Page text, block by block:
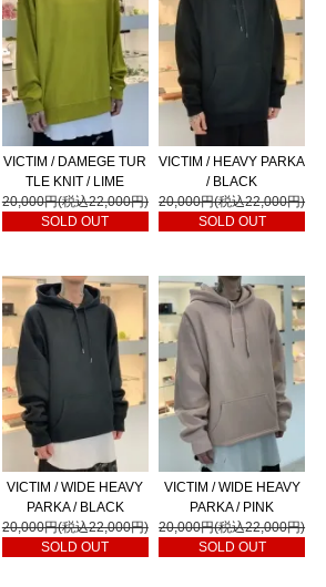
VICTIM / DAMEGE TUR
TLE KNIT / LIME
20,000円(税込22,000円)
SOLD OUT
VICTIM / HEAVY PARKA
/ BLACK
20,000円(税込22,000円)
SOLD OUT
VICTIM / WIDE HEAVY
PARKA / BLACK
20,000円(税込22,000円)
SOLD OUT
VICTIM / WIDE HEAVY
PARKA / PINK
20,000円(税込22,000円)
SOLD OUT